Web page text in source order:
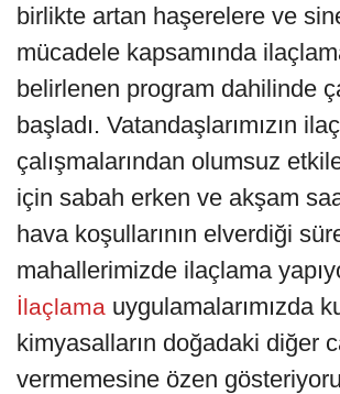
birlikte artan haşerelere ve
mücadele kapsamında
belirlenen program dahilinde
başladı. Vatandaşlarımızın
çalışmalarından olumsuz
için sabah erken ve akşam
hava koşullarının elverdiği
mahallerimizde ilaçlama
İlaçlama uygulamalarımızda
kimyasalların doğadaki diğer
vermemesine özen